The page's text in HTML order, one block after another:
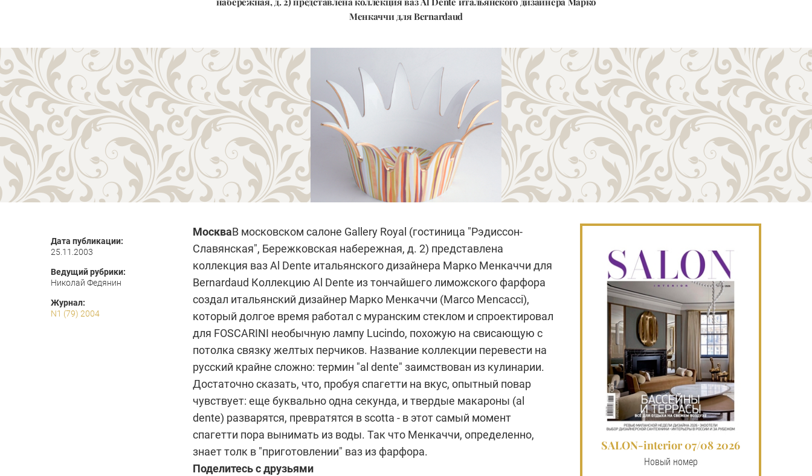
Менкаччи для Bernardaud
Дата публикации:
25.11.2003
Ведущий рубрики:
Николай Федянин
Журнал:
N1 (79) 2004
МоскваВ московском салоне Gallery Royal (гостиница "Рэдиссон-
Славянская", Бережковская набережная, д. 2) представлена
коллекция ваз Al Dente итальянского дизайнера Марко Менкаччи для
Bernardaud Коллекцию Al Dente из тончайшего лиможского фарфора
создал итальянский дизайнер Марко Менкаччи (Marco Mencacci),
который долгое время работал с муранским стеклом и спроектировал
для FOSCARINI необычную лампу Lucindo, похожую на свисающую с
потолка связку желтых перчиков. Название коллекции перевести на
русский крайне сложно: термин "al dente" заимствован из кулинарии.
Достаточно сказать, что, пробуя спагетти на вкус, опытный повар
чувствует: еще буквально одна секунда, и твердые макароны (al
dente) разварятся, превратятся в scotta - в этот самый момент
спагетти пора вынимать из воды. Так что Менкаччи, определенно,
знает толк в "приготовлении" ваз из фарфора.
Поделитесь с друзьями
SALON-interior 07/08 2026
Новый номер